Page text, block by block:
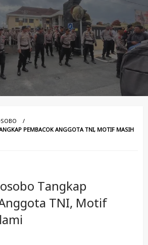
PEMBACOK ANGGOTA TNI, MOTIF MASIH
Tangkap
TNI, Motif